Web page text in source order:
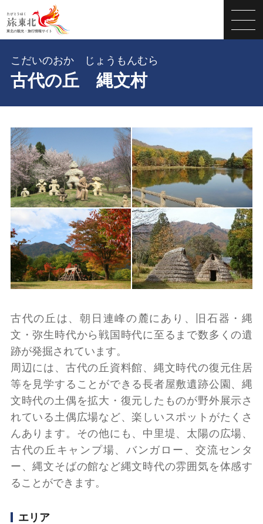
古代の丘 縄文村
こだいのおか じょうもんむら
古代の丘は、朝日連峰の麓にあり、旧石器・縄
文・弥生時代から戦国時代に至るまで数多くの遺
跡が発掘されています。
周辺には、古代の丘資料館、縄文時代の復元住居
等を見学することができる長者屋敷遺跡公園、縄
文時代の土偶を拡大・復元したものが野外展示さ
れている土偶広場など、楽しいスポットがたくさ
んあります。その他にも、中里堤、太陽の広場、
古代の丘キャンプ場、バンガロー、交流センタ
ー、縄文そばの館など縄文時代の雰囲気を体感す
ることができます。
エリア